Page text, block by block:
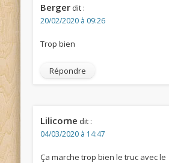
Berger dit :
20/02/2020 à 09:26
Trop bien
Répondre
Lilicorne dit :
04/03/2020 à 14:47
Ça marche trop bien le truc avec le